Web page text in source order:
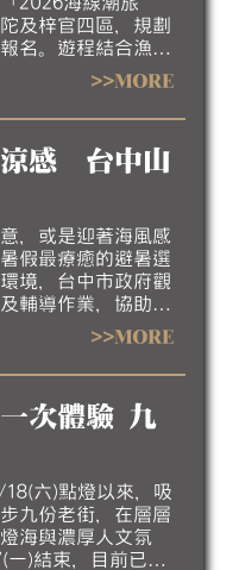
及梓官四區，規劃
名。遊程結合漁村
特色美食及互動體
海線豐富的自然生
，歡迎大家相約來
>>MORE
涼感 台中山
，或是迎著海風感
假最療癒的避暑選
境，台中市政府觀
輔導作業，協助業
理並提升服務品
體驗山海露營的悠
>>MORE
次體驗 九
18(六)點燈以來，吸
九份老街，在層層
海與濃厚人文氛
)結束，目前已進